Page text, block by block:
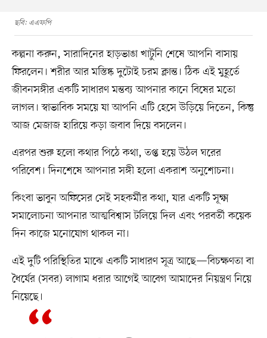
ছবি: এএফপি
কল্পনা করুন, সারাদিনের হাড়ভাঙা খাটুনি শেষে আপনি বাসায়
ফিরলেন। শরীর আর মস্তিষ্ক দুটোই চরম ক্লান্ত। ঠিক এই মুহূর্তে
জীবনসঙ্গীর একটি সাধারণ মন্তব্য আপনার কানে বিষের মতো
লাগল। স্বাভাবিক সময়ে যা আপনি এটি হেসে উড়িয়ে দিতেন, কিন্তু
আজ মেজাজ হারিয়ে কড়া জবাব দিয়ে বসলেন।
এরপর শুরু হলো কথার পিঠে কথা, তপ্ত হয়ে উঠল ঘরের
পরিবেশ। দিনশেষে আপনার সঙ্গী হলো একরাশ অনুশোচনা।
কিংবা ভাবুন অফিসের সেই সহকর্মীর কথা, যার একটি সূক্ষ্ম
সমালোচনা আপনার আত্মবিশ্বাস টলিয়ে দিল এবং পরবর্তী কয়েক
দিন কাজে মনোযোগ থাকল না।
এই দুটি পরিস্থিতির মাঝে একটি সাধারণ সূত্র আছে—বিচক্ষণতা বা
ধৈর্যের (সবর) লাগাম ধরার আগেই আবেগ আমাদের নিয়ন্ত্রণ নিয়ে
নিয়েছে।